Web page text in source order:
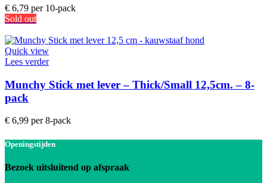
€ 6,79 per 10-pack
Sold out
Quick view
Lees verder
Munchy Stick met lever – Thick/Small 12,5cm. – 8-
pack
€ 6,99 per 8-pack
Openingstijden
Bezoek uitsluitend op afspraak